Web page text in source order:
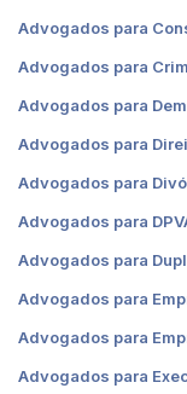
Advogados para
Advogados para
Advogados para
Advogados para
Advogados para
Advogados para
Advogados para
Advogados para
Advogados para
Advogados para